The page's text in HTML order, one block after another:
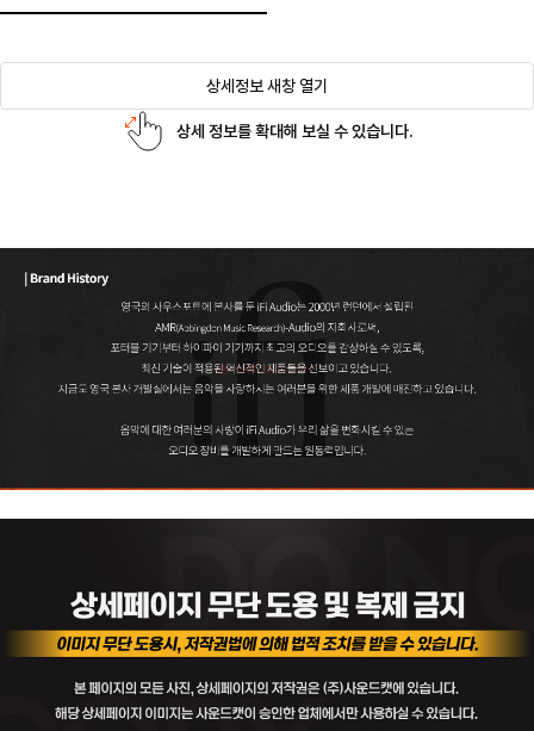
상세정보 새창 열기
상세 정보를 확대해 보실 수 있습니다.